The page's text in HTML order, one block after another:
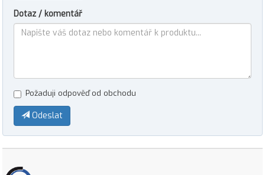
Dotaz / komentář
Požaduji odpověď od obchodu
Odeslat